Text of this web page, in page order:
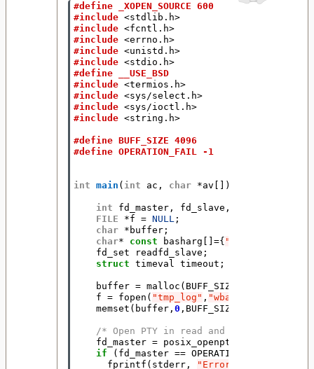
#define _XOPEN_SOURCE 600
#include <stdlib.h>
#include <fcntl.h>
#include <errno.h>
#include <unistd.h>
#include <stdio.h>
#define __USE_BSD
#include <termios.h>
#include <sys/select.h>
#include <sys/ioctl.h>
#include <string.h>
#define BUFF_SIZE 4096
#define OPERATION_FAIL -1
int main ( int ac , char *av []){
int fd_master, fd_slave ,
FILE
*f = NULL;
char
* buffer;
char* const basharg ={ "/bin/bash"
fd_set
readfd_slave ;
struct timeval timeout ;
buffer = malloc ( BUFF_SIZE
f = fopen ( "tmp_log" , "wba+"
memset ( buffer, 0 , BUFF_SIZE
/* Open PTY in read and write mode */
fd_master = posix_openpt
if
( fd_master == OPERATION_FAIL
fprintf ( stderr,
"Error %d on